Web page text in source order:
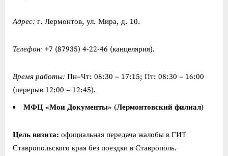
Адрес: г. Лермонтов, ул. Мира, д. 10.
Телефон: +7 (87935) 4-22-46 (канцелярия).
Время работы: Пн–Чт: 08:30 – 17:15; Пт: 08:30 – 16:00
(перерыв 12:00 – 12:45).
МФЦ «Мои Документы» (Лермонтовский филиал)
Цель визита: официальная передача жалобы в ГИТ
Ставропольского края без поездки в Ставрополь.